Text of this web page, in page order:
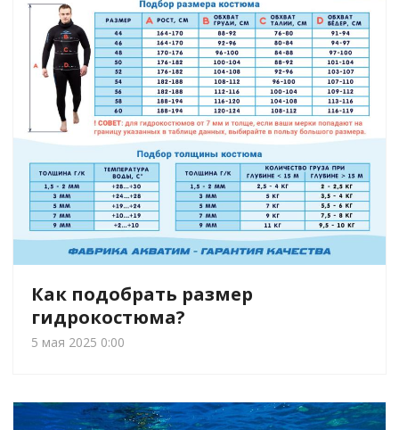
Как подобрать размер
гидрокостюма?
5 мая 2025 0:00